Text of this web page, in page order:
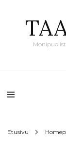
Etusivu